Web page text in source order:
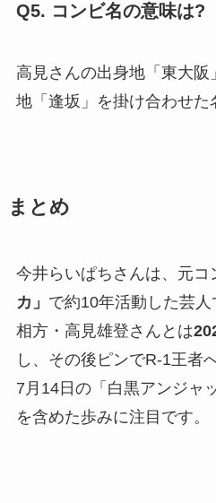
Q5. コンビ名の意味は?
高見さんの出身地「東大
地「逢坂」を掛け合わせた
まとめ
今井らいぱちさんは、元コ
カ」 で約10年活動した芸人
相方・高見雄登さんとは
し、その後ピンでR-1王者
7月14日の「白黒アンジャ
を含めた歩みに注目です。